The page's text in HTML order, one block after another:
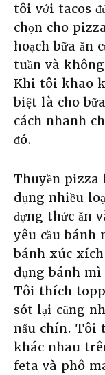
tôi với tacos
chọn cho
hoạch bữa ăn
tuần và
Khi tôi khao
biệt là cho
cách nhanh
đó.
Thuyền pizza
dụng nhiều
đựng thức ăn
yêu cầu bánh
bánh xúc
dụng bánh
Tôi thích
sót lại cũng
nấu chín. Tôi
khác nhau
feta và phô